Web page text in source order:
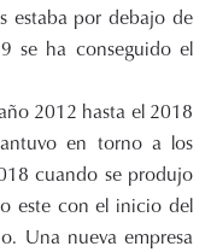
estaba por debajo de
se ha conseguido el
2012 hasta el 2018
en torno a los
cuando se produjo
este con el inicio del
Una nueva empresa